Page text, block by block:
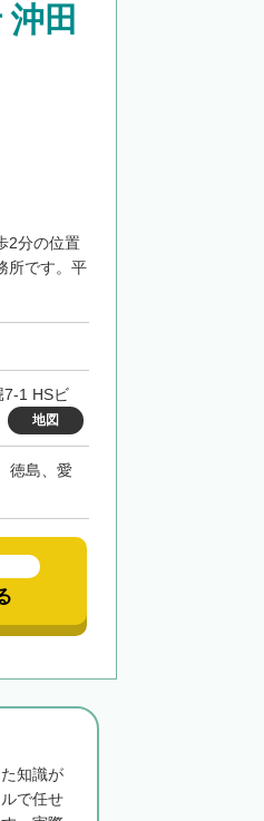
田
2分の位置
所です。平
7-1 HSビ
地図
徳島、愛
知識が
で任せ